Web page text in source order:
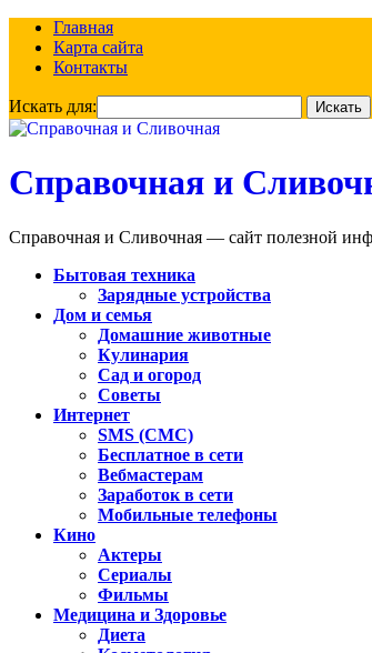
Главная
Карта сайта
Контакты
Искать для:
Справочная и
Справочная и Сливочная — сайт полезной
Бытовая техника
Зарядные устройства
Дом и семья
Домашние животные
Кулинария
Сад и огород
Советы
Интернет
SMS (СМС)
Бесплатное в сети
Вебмастерам
Заработок в сети
Мобильные телефоны
Кино
Актеры
Сериалы
Фильмы
Медицина и Здоровье
Диета